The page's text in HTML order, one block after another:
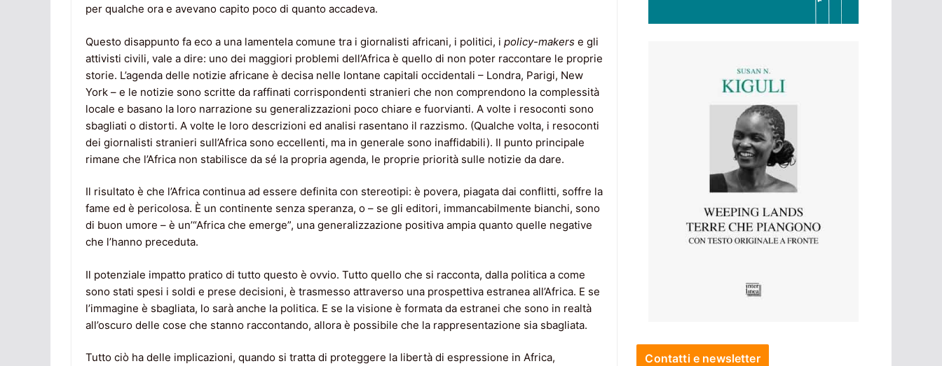
per qualche ora e avevano capito poco di quanto accadeva.
Questo disappunto fa eco a una lamentela comune tra i giornalisti africani, i politici, i policy-makers e gli
attivisti civili, vale a dire: uno dei maggiori problemi dell’Africa è quello di non poter raccontare le proprie
storie. L’agenda delle notizie africane è decisa nelle lontane capitali occidentali – Londra, Parigi, New
York – e le notizie sono scritte da raffinati corrispondenti stranieri che non comprendono la complessità
locale e basano la loro narrazione su generalizzazioni poco chiare e fuorvianti. A volte i resoconti sono
sbagliati o distorti. A volte le loro descrizioni ed analisi rasentano il razzismo. (Qualche volta, i resoconti
dei giornalisti stranieri sull’Africa sono eccellenti, ma in generale sono inaffidabili). Il punto principale
rimane che l’Africa non stabilisce da sé la propria agenda, le proprie priorità sulle notizie da dare.
Il risultato è che l’Africa continua ad essere definita con stereotipi: è povera, piagata dai conflitti, soffre la
fame ed è pericolosa. È un continente senza speranza, o – se gli editori, immancabilmente bianchi, sono
di buon umore – è un’“Africa che emerge”, una generalizzazione positiva ampia quanto quelle negative
che l’hanno preceduta.
Il potenziale impatto pratico di tutto questo è ovvio. Tutto quello che si racconta, dalla politica a come
sono stati spesi i soldi e prese decisioni, è trasmesso attraverso una prospettiva estranea all’Africa. E se
l’immagine è sbagliata, lo sarà anche la politica. E se la visione è formata da estranei che sono in realtà
all’oscuro delle cose che stanno raccontando, allora è possibile che la rappresentazione sia sbagliata.
Tutto ciò ha delle implicazioni, quando si tratta di proteggere la libertà di espressione in Africa,
Contatti e newsletter